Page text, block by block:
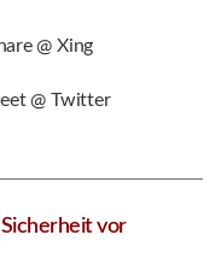
@ Xing
@ Twitter
vor